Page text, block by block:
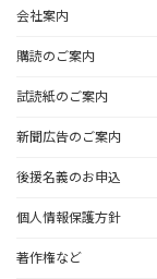
会社案内
購読のご案内
試読紙のご案内
新聞広告のご案内
後援名義のお申込
個人情報保護方針
著作権など